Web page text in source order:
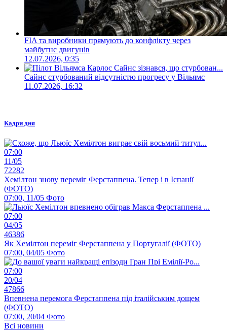
FIA та виробники прямують до конфлікту через
майбутнє двигунів
12.07.2026, 0:35
Сайнс стурбований відсутністю прогресу у Вільямс
11.07.2026, 16:32
Кадри дня
07:00
11/05
72282
Хемілтон знову переміг Ферстаппена. Тепер і в Іспанії
(ФОТО)
07:00, 11/05 Фото
07:00
04/05
46386
Як Хемілтон переміг Ферстаппена у Португалії (ФОТО)
07:00, 04/05 Фото
07:00
20/04
47866
Впевнена перемога Ферстаппена під італійським дощем
(ФОТО)
07:00, 20/04 Фото
Всі новини